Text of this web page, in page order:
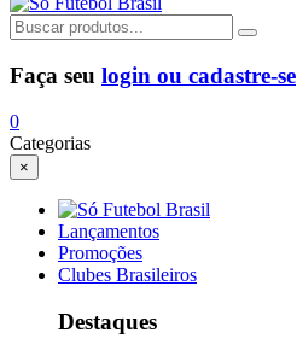
Faça seu login ou cadastre-se
0
Categorias
×
Lançamentos
Promoções
Clubes Brasileiros
Destaques